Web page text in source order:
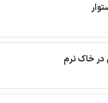
در خاک نرم